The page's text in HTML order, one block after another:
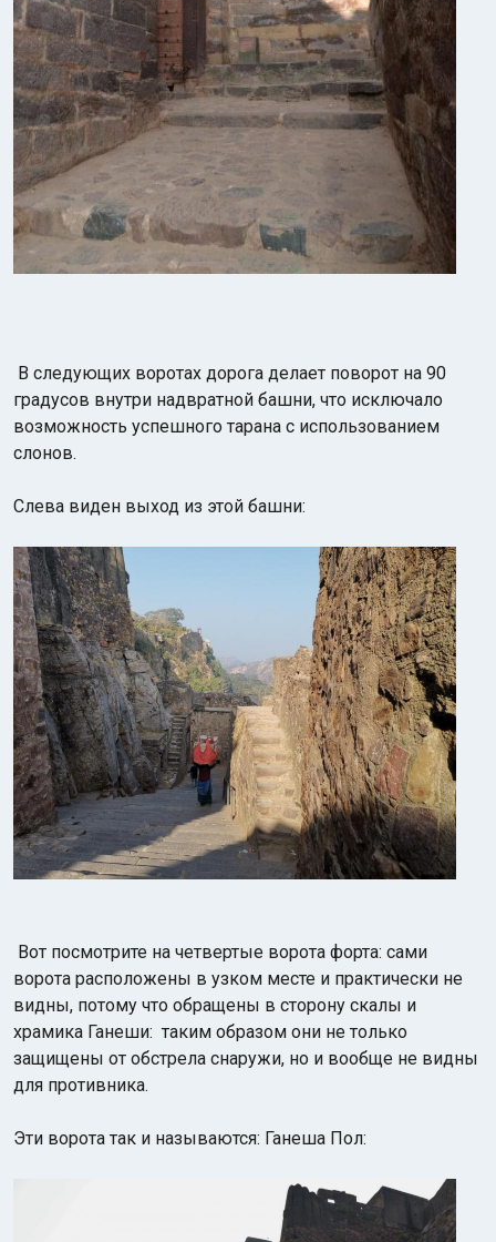
В следующих воротах дорога делает поворот на 90
градусов внутри надвратной башни, что исключало
возможность успешного тарана с использованием
слонов.
Слева виден выход из этой башни:
Вот посмотрите на четвертые ворота форта: сами
ворота расположены в узком месте и практически не
видны, потому что обращены в сторону скалы и
храмика Ганеши: таким образом они не только
защищены от обстрела снаружи, но и вообще не видны
для противника.
Эти ворота так и называются: Ганеша Пол: